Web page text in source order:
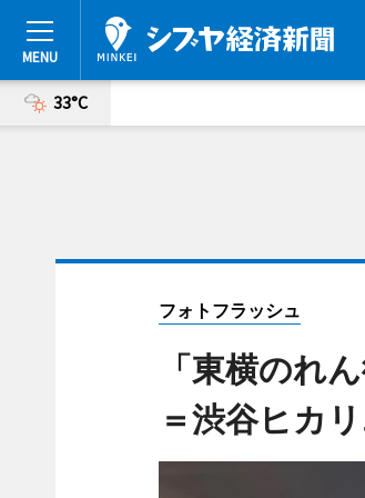
33°C
フォトフラッシュ
「東横のれ
＝渋谷ヒカ